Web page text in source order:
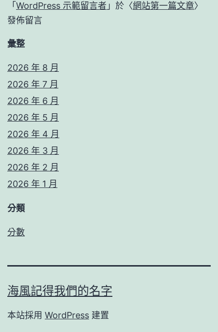
「 WordPress 示範留言者 」於〈網站第一篇文章〉
發佈留言
彙整
2026 年 8 月
2026 年 7 月
2026 年 6 月
2026 年 5 月
2026 年 4 月
2026 年 3 月
2026 年 2 月
2026 年 1 月
分類
分數
海風記得我們的名字
本站採用 WordPress 建置